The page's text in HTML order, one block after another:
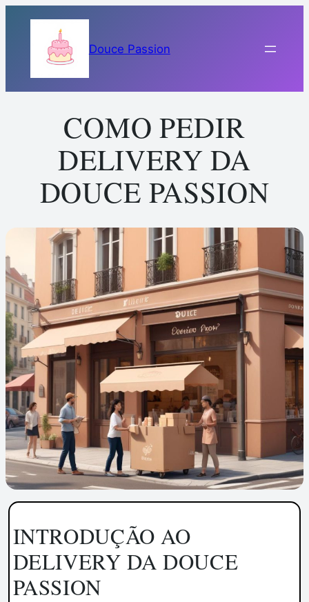
conteúdo
Douce Passion
COMO PEDIR
DELIVERY DA
DOUCE PASSION
INTRODUÇÃO AO
DELIVERY DA DOUCE
PASSION